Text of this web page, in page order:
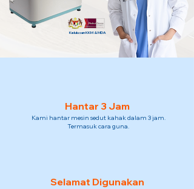
Kelulusan KKM & MDA
Hantar 3 Jam
Kami hantar mesin sedut kahak dalam 3 jam.
Termasuk cara guna.
Selamat Digunakan